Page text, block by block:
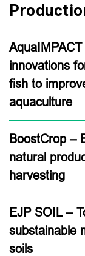
innovations
fish to
aquaculture
BoostCrop –
natural
harvesting
EJP SOIL –
substainable
soils